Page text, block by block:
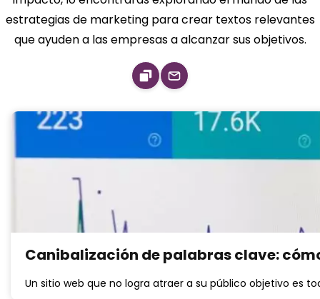
estrategias de marketing para crear textos relevantes
que ayuden a las empresas a alcanzar sus objetivos.
Canibalización de palabras clave:
Un sitio web que no logra atraer a su público objetivo es